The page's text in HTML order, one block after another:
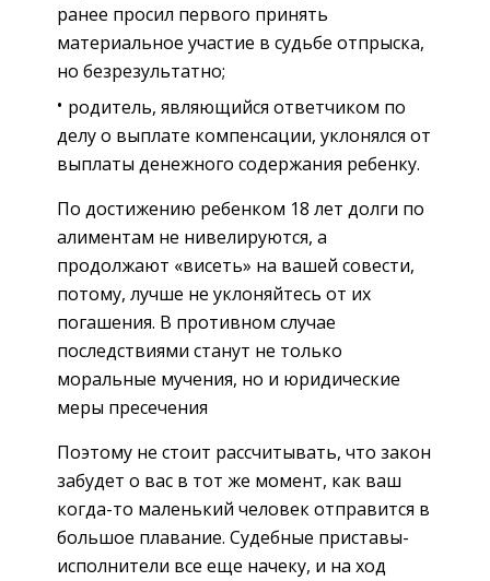
ранее просил первого принять
материальное участие в судьбе отпрыска,
но безрезультатно;
родитель, являющийся ответчиком по
делу о выплате компенсации, уклонялся от
выплаты денежного содержания ребенку.
По достижению ребенком 18 лет долги по
алиментам не нивелируются, а
продолжают «висеть» на вашей совести,
потому, лучше не уклоняйтесь от их
погашения. В противном случае
последствиями станут не только
моральные мучения, но и юридические
меры пресечения
Поэтому не стоит рассчитывать, что закон
забудет о вас в тот же момент, как ваш
когда-то маленький человек отправится в
большое плавание. Судебные приставы-
исполнители все еще начеку, и на ход